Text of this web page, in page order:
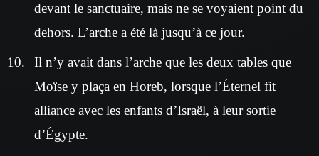
devant le sanctuaire, mais ne se voyaient point du
dehors. L’arche a été là jusqu’à ce jour.
Il n’y avait dans l’arche que les deux tables que
Moïse y plaça en Horeb, lorsque l’Éternel fit
alliance avec les enfants d’Israël, à leur sortie
d’Égypte.